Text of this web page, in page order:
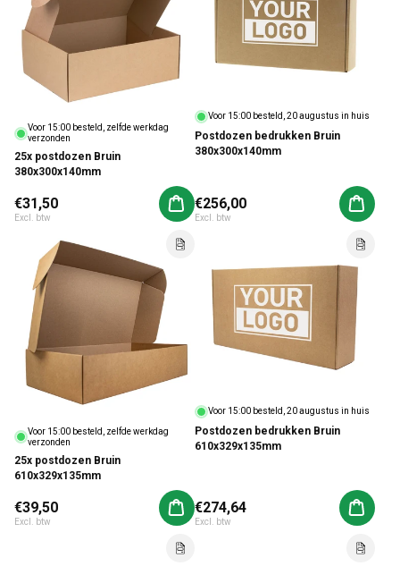
Voor 15:00 besteld, zelfde werkdag
verzonden
25x postdozen Bruin
380x300x140mm
Normale prijs
€31,50
Excl. btw
Aan winkelwagen toevoegen
Voor 15:00 besteld, 20 augustus in huis
Postdozen bedrukken Bruin
380x300x140mm
Normale prijs
€256,00
Excl. btw
Aan
Voor 15:00 besteld, zelfde werkdag
verzonden
25x postdozen Bruin
610x329x135mm
Normale prijs
€39,50
Excl. btw
Aan winkelwagen toevoegen
Voor 15:00 besteld, 20 augustus in huis
Postdozen bedrukken Bruin
610x329x135mm
Normale prijs
€274,64
Excl. btw
Aan